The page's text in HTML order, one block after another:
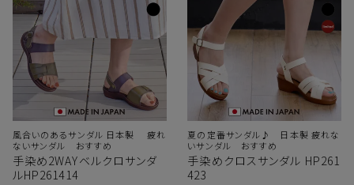
風合いのあるサンダル 日本製 疲れ
ないサンダル おすすめ
手染め2WAYベルクロサンダ
ルHP261414
夏の定番サンダル♪ 日本製 疲れな
いサンダル おすすめ
手染めクロスサンダル HP261
423